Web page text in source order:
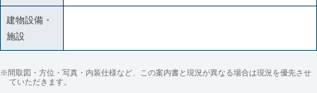
建物設備・
施設
※間取図・方位・写真・内装仕様など、この案内書と現況が異なる場合は現況を優先させ
ていただきます。